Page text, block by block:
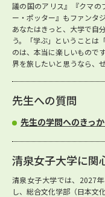
議の国のアリス』『クマの
ー・ポッター』もファンタ
あなたはきっと、大学で自
う。「学ぶ」ということは
のは、本当に楽しいもので
界を旅したいと思うなら、
先生への質問
先生の学問へのきっ
清泉女子大学に関
清泉女子大学では、2027
し、総合文化学部（日本文